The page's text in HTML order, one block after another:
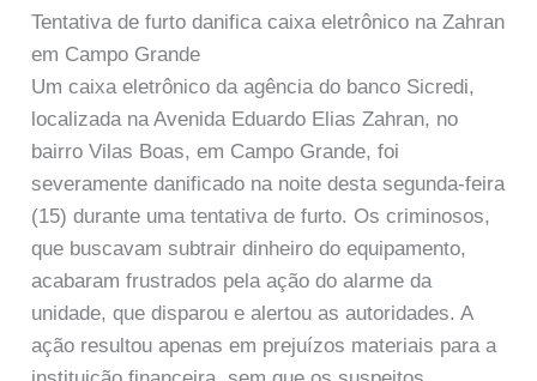
Tentativa de furto danifica caixa eletrônico na Zahran
em Campo Grande
Um caixa eletrônico da agência do banco Sicredi,
localizada na Avenida Eduardo Elias Zahran, no
bairro Vilas Boas, em Campo Grande, foi
severamente danificado na noite desta segunda-feira
(15) durante uma tentativa de furto. Os criminosos,
que buscavam subtrair dinheiro do equipamento,
acabaram frustrados pela ação do alarme da
unidade, que disparou e alertou as autoridades. A
ação resultou apenas em prejuízos materiais para a